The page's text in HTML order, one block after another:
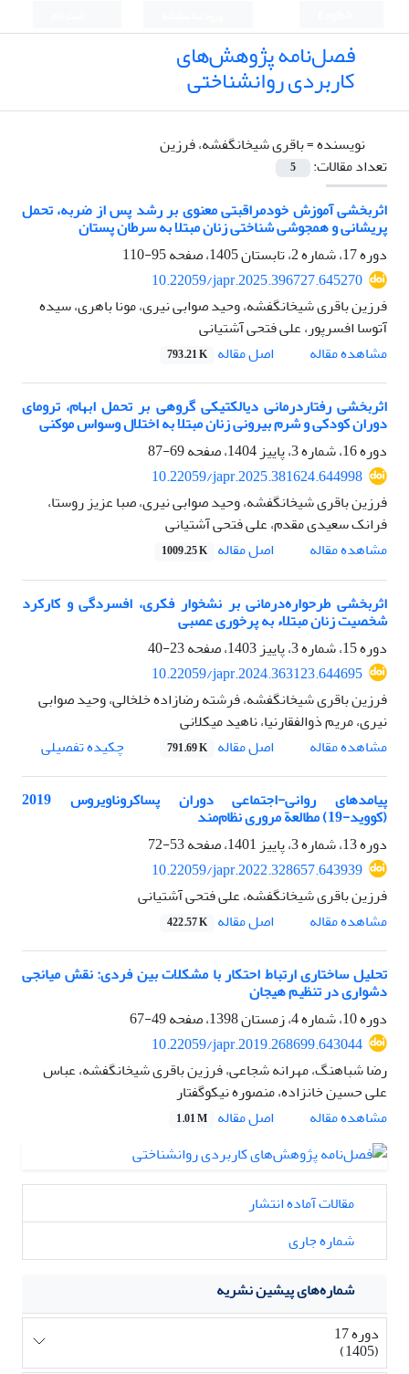
فصل‌نامه پژوهش‌های
کاربردی روانشناختی
نویسنده =باقری شیخانگفشه، فرزین
تعداد مقالات:
5
اثربخشی آموزش خودمراقبتی معنوی بر رشد پس از ضربه، تحمل
پریشانی و همجوشی شناختی زنان مبتلا به سرطان پستان
دوره 17، شماره 2، تابستان 1405، صفحه
95-110
10.22059/japr.2025.396727.645270
فرزین باقری شیخانگفشه، وحید صوابی نیری، مونا باهری، سیده
آتوسا افسرپور، علی فتحی آشتیانی
مشاهده مقاله
اصل مقاله 793.21 K
اثربخشی رفتاردرمانی دیالکتیکی گروهی بر تحمل ابهام، ترومای
دوران کودکی و شرم بیرونی زنان مبتلا به اختلال وسواس موکنی
دوره 16، شماره 3، پاییز 1404، صفحه
69-87
10.22059/japr.2025.381624.644998
فرزین باقری شیخانگفشه، وحید صوابی نیری، صبا عزیز روستا،
فرانک سعیدی مقدم، علی فتحی آشتیانی
مشاهده مقاله
اصل مقاله 1009.25 K
اثربخشی طرحواره‌درمانی بر نشخوار فکری، افسردگی و کارکرد
شخصیت زنان مبتلاء به پرخوری عصبی
دوره 15، شماره 3، پاییز 1403، صفحه
23-40
10.22059/japr.2024.363123.644695
فرزین باقری شیخانگفشه، فرشته رضازاده خلخالی، وحید صوابی
نیری، مریم ذوالفقارنیا، ناهید میکلانی
مشاهده مقاله
اصل مقاله 791.69 K
چکیده تفصیلی
پیامدهای روانی-اجتماعی دوران پساکروناویروس 2019
(کووید-19) مطالعة مروری نظام‌مند
دوره 13، شماره 3، پاییز 1401، صفحه
53-72
10.22059/japr.2022.328657.643939
فرزین باقری شیخانگفشه، علی فتحی آشتیانی
مشاهده مقاله
اصل مقاله 422.57 K
تحلیل ساختاری ارتباط احتکار با مشکلات بین فردی: نقش میانجی
دشواری در تنظیم هیجان
دوره 10، شماره 4، زمستان 1398، صفحه
49-67
10.22059/japr.2019.268699.643044
رضا شباهنگ، مهرانه شجاعی، فرزین باقری شیخانگفشه، عباس
علی حسین خانزاده، منصوره نیکوگفتار
مشاهده مقاله
اصل مقاله 1.01 M
مقالات آماده انتشار
شماره جاری
شماره‌های پیشین نشریه
دوره 17
(1405)